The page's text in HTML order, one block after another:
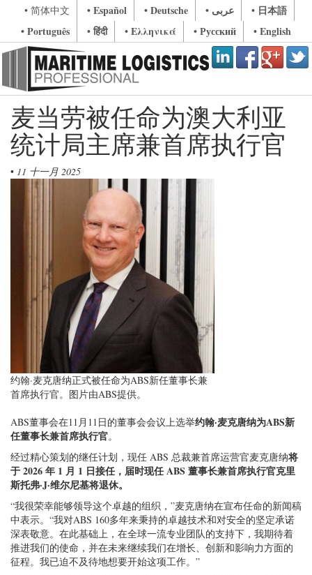
• 简体中文 • Español • Deutsche • عربى
• 日本語
• Português
• हिंदी • Ελληνικά • Русский • English
麦当劳被任命为澳大利亚
统计局主席兼首席执行官
• 11 十一月 2025
约翰·麦克唐纳正式被任命为ABS新任董事长兼
首席执行官。图片由ABS提供。
ABS董事会在11月11日的董事会会议上选举约翰·麦克唐纳为ABS新
任董事长兼首席执行官。
经过精心策划的继任计划，现任 ABS 总裁兼首席运营官麦克唐纳将
于 2026 年 1 月 1 日接任，届时现任 ABS 董事长兼首席执行官克里
斯托弗·J·维尔尼基将退休。
“我很荣幸能够领导这个卓越的组织，”麦克唐纳在宣布任命的新闻稿
中表示。“我对ABS 160多年来秉持的卓越技术和对安全的坚定承诺
深表敬意。在此基础上，在全球一流专业团队的支持下，我期待着
推进我们的使命，并在未来继续我们在增长、创新和影响力方面的
征程。我已迫不及待地想要开始这项工作。”